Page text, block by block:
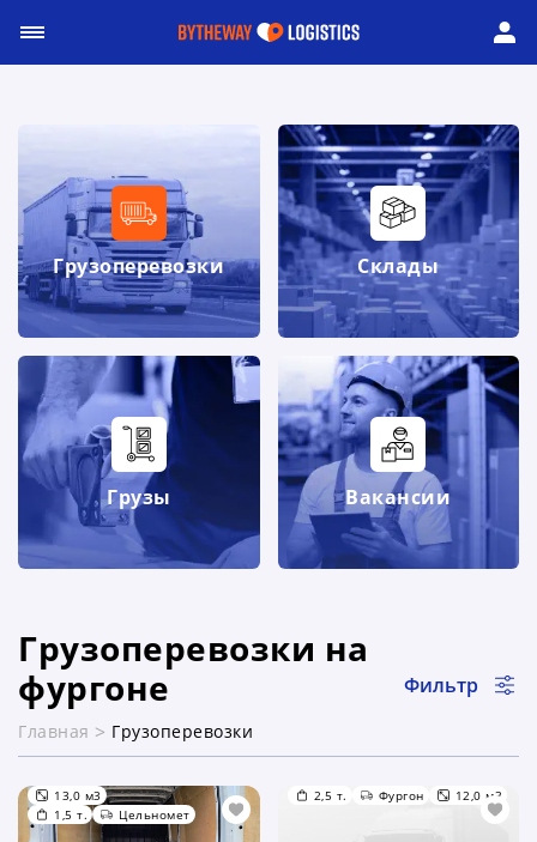
Грузоперевозки Склады
Грузы Вакансии
Грузоперевозки на
фургоне
Главная Грузоперевозки
Фильтр
раздел каталога
1,5 т. Цельномет
13,0 м3 2,5 т. Фургон 12,0 м3